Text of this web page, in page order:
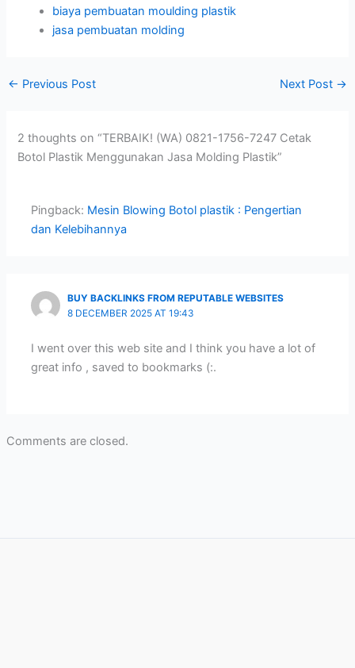
biaya pembuatan moulding plastik
jasa pembuatan molding
← Previous Post Next Post →
2 thoughts on “TERBAIK! (WA) 0821-1756-7247 Cetak
Botol Plastik Menggunakan Jasa Molding Plastik”
Pingback: Mesin Blowing Botol plastik : Pengertian
dan Kelebihannya
BUY BACKLINKS FROM REPUTABLE WEBSITES
8 DECEMBER 2025 AT 19:43
I went over this web site and I think you have a lot of
great info , saved to bookmarks (:.
Comments are closed.